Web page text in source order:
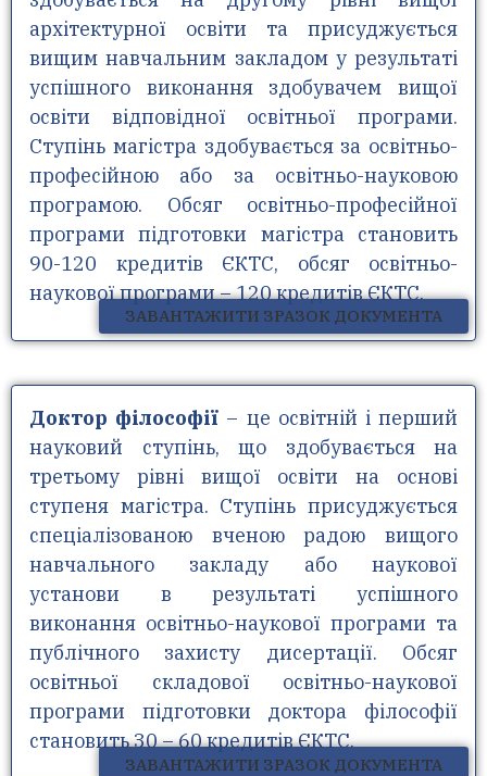
архітектурної освіти та присуджується
вищим навчальним закладом у результаті
успішного виконання здобувачем вищої
освіти відповідної освітньої програми.
Ступінь магістра здобувається за освітньо-
професійною або за освітньо-науковою
програмою. Обсяг освітньо-професійної
програми підготовки магістра становить
90-120 кредитів ЄКТС, обсяг освітньо-
наукової програми – 120 кредитів ЄКТС.
ЗАВАНТАЖИТИ ЗРАЗОК ДОКУМЕНТА
Доктор філософії – це освітній і перший
науковий ступінь, що здобувається на
третьому рівні вищої освіти на основі
ступеня магістра. Ступінь присуджується
спеціалізованою вченою радою вищого
навчального закладу або наукової
установи в результаті успішного
виконання освітньо-наукової програми та
публічного захисту дисертації. Обсяг
освітньої складової освітньо-наукової
програми підготовки доктора філософії
становить 30 – 60 кредитів ЄКТС.
ЗАВАНТАЖИТИ ЗРАЗОК ДОКУМЕНТА